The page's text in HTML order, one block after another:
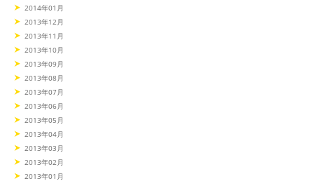
2014年01月
2013年12月
2013年11月
2013年10月
2013年09月
2013年08月
2013年07月
2013年06月
2013年05月
2013年04月
2013年03月
2013年02月
2013年01月